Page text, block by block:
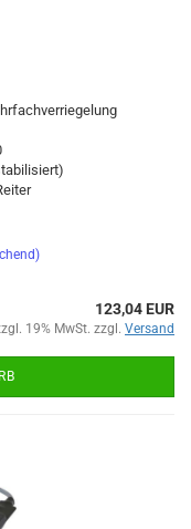
123,04 EUR
19% MwSt. zzgl. Versand